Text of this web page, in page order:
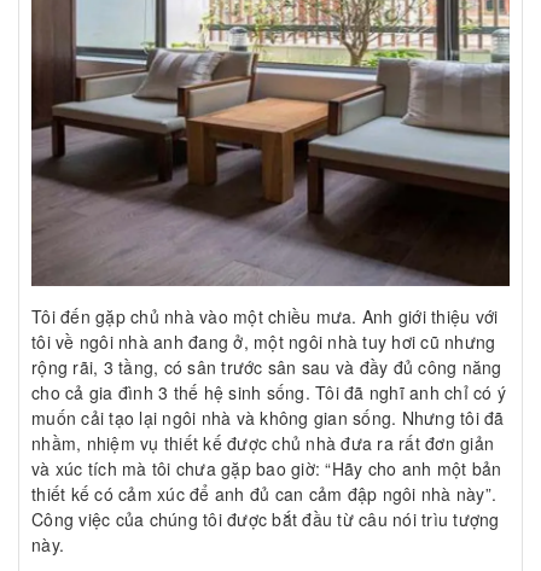
Tôi đến gặp chủ nhà vào một chiều mưa. Anh giới thiệu với
tôi về ngôi nhà anh đang ở, một ngôi nhà tuy hơi cũ nhưng
rộng rãi, 3 tầng, có sân trước sân sau và đầy đủ công năng
cho cả gia đình 3 thế hệ sinh sống. Tôi đã nghĩ anh chỉ có ý
muốn cải tạo lại ngôi nhà và không gian sống. Nhưng tôi đã
nhầm, nhiệm vụ thiết kế được chủ nhà đưa ra rất đơn giản
và xúc tích mà tôi chưa gặp bao giờ: “Hãy cho anh một bản
thiết kế có cảm xúc để anh đủ can cảm đập ngôi nhà này”.
Công việc của chúng tôi được bắt đầu từ câu nói trìu tượng
này.